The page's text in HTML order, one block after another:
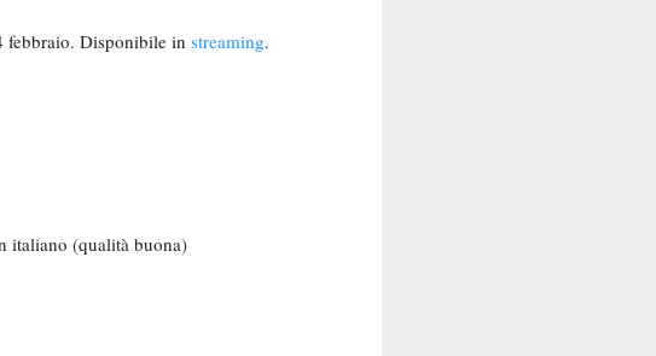
febbraio. Disponibile in streaming.
italiano (qualità buona)